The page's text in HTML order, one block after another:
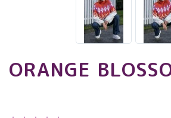
ORANGE